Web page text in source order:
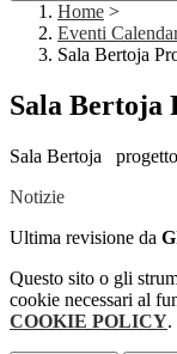
Home >
Eventi
Sala Bertoja
Sala Bertoja
Sala Bertoja
Notizie
Ultima revisione da
Questo sito o gli
cookie necessari al
COOKIE POLICY.